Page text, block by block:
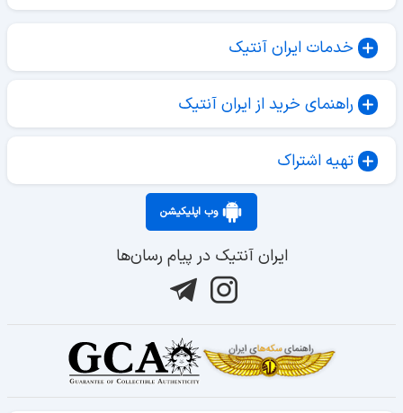
خدمات ایران آنتیک
راهنمای خرید از ایران آنتیک
تهیه اشتراک
وب اپلیکیشن
ایران آنتیک در پیام رسان‌ها